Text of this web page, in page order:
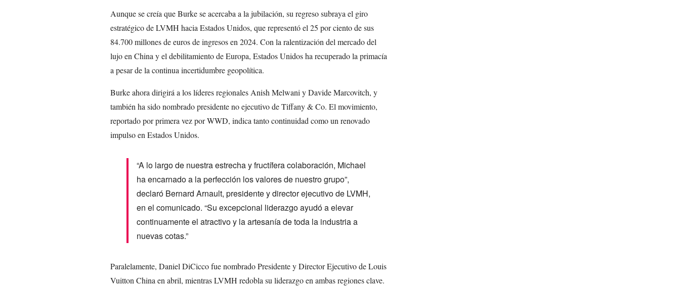
Aunque se creía que Burke se acercaba a la jubilación, su regreso subraya el giro
estratégico de LVMH hacia Estados Unidos, que representó el 25 por ciento de sus
84.700 millones de euros de ingresos en 2024. Con la ralentización del mercado del
lujo en China y el debilitamiento de Europa, Estados Unidos ha recuperado la primacía
a pesar de la continua incertidumbre geopolítica.
Burke ahora dirigirá a los líderes regionales Anish Melwani y Davide Marcovitch, y
también ha sido nombrado presidente no ejecutivo de Tiffany & Co. El movimiento,
reportado por primera vez por WWD, indica tanto continuidad como un renovado
impulso en Estados Unidos.
“A lo largo de nuestra estrecha y fructífera colaboración, Michael
ha encarnado a la perfección los valores de nuestro grupo”,
declaró Bernard Arnault, presidente y director ejecutivo de LVMH,
en el comunicado. “Su excepcional liderazgo ayudó a elevar
continuamente el atractivo y la artesanía de toda la industria a
nuevas cotas.”
Paralelamente, Daniel DiCicco fue nombrado Presidente y Director Ejecutivo de Louis
Vuitton China en abril, mientras LVMH redobla su liderazgo en ambas regiones clave.